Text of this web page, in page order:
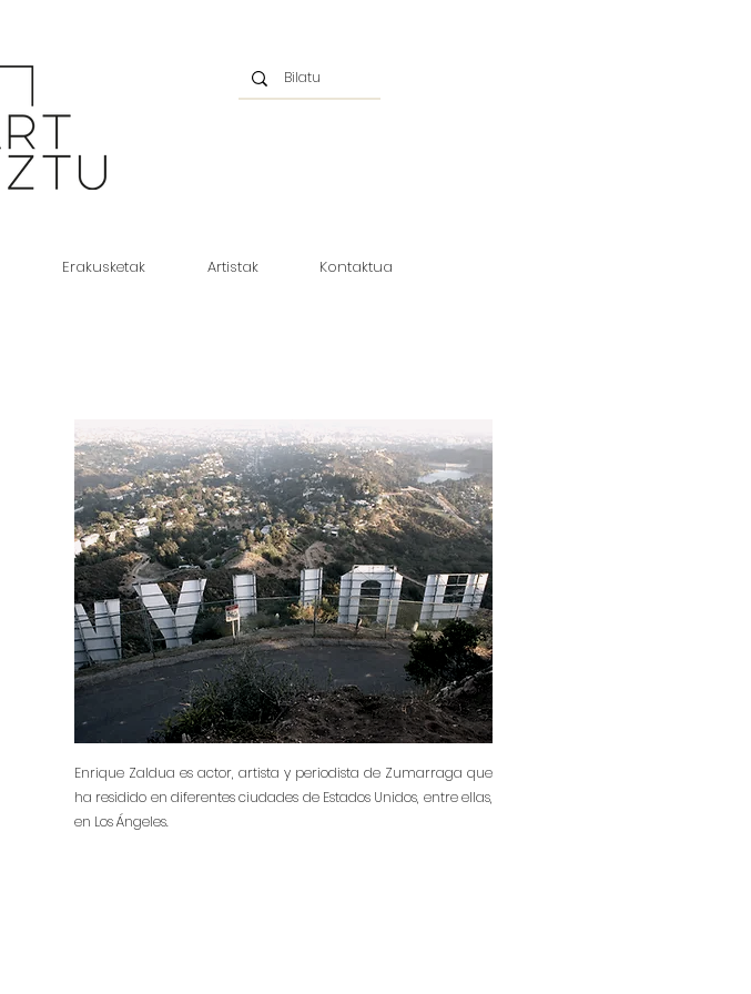
Erakusketak Artistak Kontaktua
Enrique Zaldua es actor, artista y periodista de Zumarraga que
ha residido en diferentes ciudades de Estados Unidos, entre ellas,
en Los Ángeles.